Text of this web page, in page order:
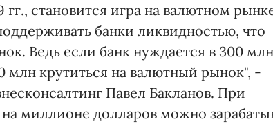
становится игра на валютном
банки ликвидностью, что
Ведь если банк нуждается в 300 млн
млн крутиться на валютный рынок", -
Павел Бакланов. При
миллионе долларов можно